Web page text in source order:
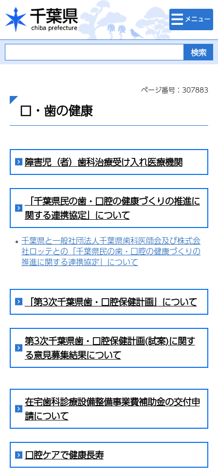
千葉県
検索・メニュ
ー
ページ番号：307883
口・歯の健康
障害児（者）歯科治療受け入れ医療機関
「千葉県民の歯・口腔の健康づくりの推進に
関する連携協定」について
千葉県と一般社団法人千葉県歯科医師会及び株式会
社ロッテとの「千葉県民の歯・口腔の健康づくりの
推進に関する連携協定」について
「第3次千葉県歯・口腔保健計画」について
第3次千葉県歯・口腔保健計画(試案)に関す
る意見募集結果について
在宅歯科診療設備整備事業費補助金の交付申
請について
口腔ケアで健康長寿